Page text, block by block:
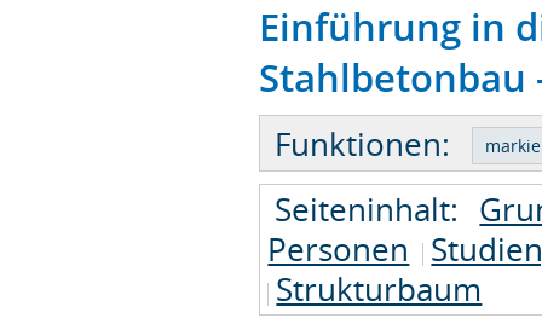
Einführung in
Stahlbetonbau
Funktionen:
Seiteninhalt:
Personen
Strukturbaum